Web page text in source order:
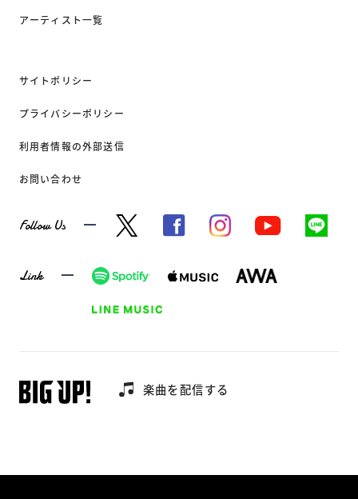
アーティスト一覧
サイトポリシー
プライバシーポリシー
利用者情報の外部送信
お問い合わせ
Follow Us
Link
楽曲を配信する